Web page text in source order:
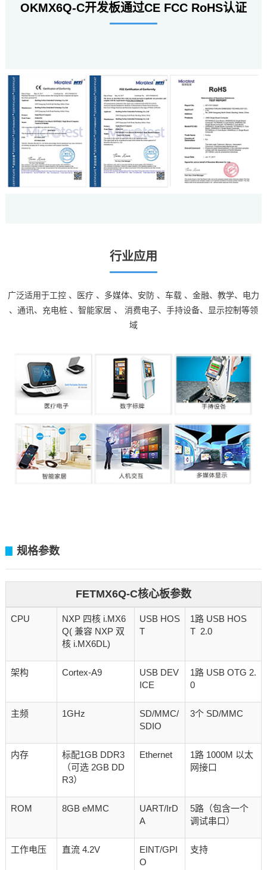
OKMX6Q-C开发板通过CE FCC RoHS认证
行业应用
广泛适用于工控 、 医疗 、多媒体、 安防 、 车载 、金融、教学、 电力
、通讯、 充电桩 、 智能家居 、 消费电子、手持设备、显示控制等领
域
规格参数
FETMX6Q-C核心板参数
CPU
NXP 四核 i.MX6
Q( 兼容 NXP 双
核 i.MX6DL)
USB HOS
T
1路 USB HOS
T 2.0
架构 Cortex-A9
USB DEV
ICE
1路 USB OTG 2.
0
主频 1GHz
SD/MMC/
SDIO
3个 SD/MMC
内存
标配1GB DDR3
（可选 2GB DD
R3）
Ethernet
1路 1000M 以太
网接口
ROM 8GB eMMC
UART/IrD
A
5路（包含一个
调试串口）
工作电压 直流 4.2V
EINT/GPI
O
支持